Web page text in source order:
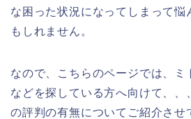
な困った状況になってしまって悩
もしれません。
なので、こちらのページでは、ミ
などを探している方へ向けて、、
の評判の有無についてご紹介させ